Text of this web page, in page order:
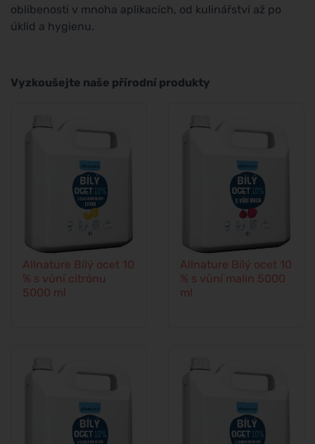
oblíbenosti v mnoha aplikacích, od kulinářství až po
úklid a hygienu.
Vyzkoušejte naše přírodní produkty
Allnature Bílý ocet 10
% s vůní citrónu
5000 ml
Allnature Bílý ocet 10
% s vůní malin 5000
ml